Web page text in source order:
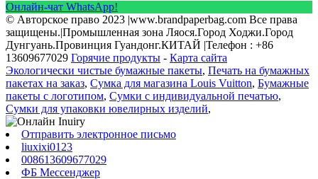
Онлайн-чат WhatsApp!
© Авторское право 2023 |www.brandpaperbag.com Все права
защищены.|Промышленная зона Ляося.Город Ходжи.Город
Дунгуань.Провинция Гуандонг.КИТАЙ |Телефон : +86
13609677029 Горячие продукты - Карта сайта
Экологически чистые бумажные пакеты, Печать на бумажных
пакетах на заказ, Сумка для магазина Louis Vuitton, Бумажные
пакеты с логотипом, Сумки с индивидуальной печатью,
Сумки для упаковки ювелирных изделий,
Отправить электронное письмо
liuxixi0123
008613609677029
ФБ Мессенджер